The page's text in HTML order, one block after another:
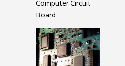
Computer Circuit
Board